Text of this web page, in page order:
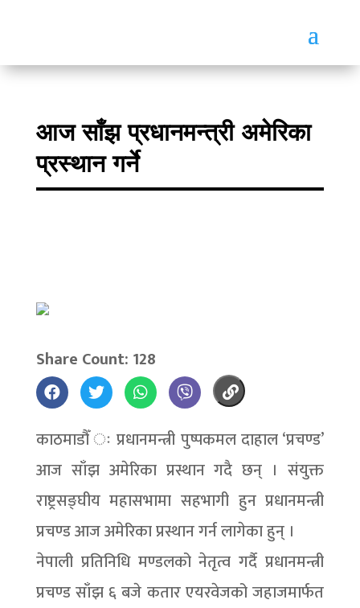
आज साँझ प्रधानमन्त्री अमेरिका
प्रस्थान गर्ने
Share Count: 128
काठमाडौँ ः प्रधानमन्त्री पुष्पकमल दाहाल ‘प्रचण्ड’
आज साँझ अमेरिका प्रस्थान गदै छन् । संयुक्त
राष्ट्रसङ्घीय महासभामा सहभागी हुन प्रधानमन्त्री
प्रचण्ड आज अमेरिका प्रस्थान गर्न लागेका हुन् ।
नेपाली प्रतिनिधि मण्डलको नेतृत्व गर्दै प्रधानमन्त्री
प्रचण्ड साँझ ६ बजे कतार एयरवेजको जहाजमार्फत